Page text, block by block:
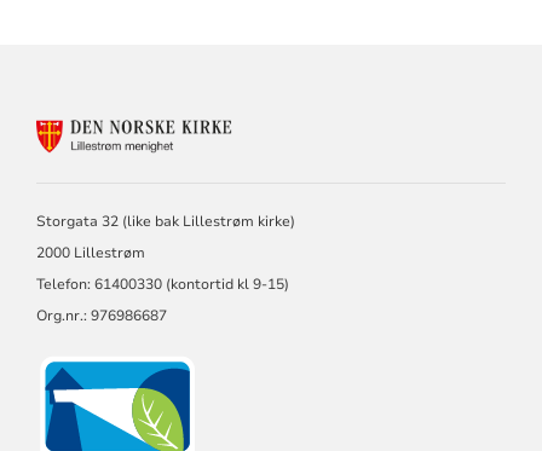
Storgata 32 (like bak Lillestrøm kirke)
2000 Lillestrøm
Telefon: 61400330 (kontortid kl 9-15)
Org.nr.: 976986687